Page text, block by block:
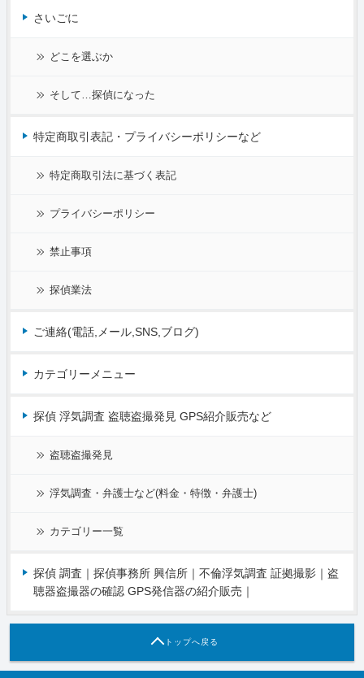
さいごに
どこを選ぶか
そして…探偵になった
特定商取引表記・プライバシーポリシーなど
特定商取引法に基づく表記
プライバシーポリシー
禁止事項
探偵業法
ご連絡(電話,メール,SNS,ブログ)
カテゴリーメニュー
探偵 浮気調査 盗聴盗撮発見 GPS紹介販売など
盗聴盗撮発見
浮気調査・弁護士など(料金・特徴・弁護士)
カテゴリー一覧
探偵 調査｜探偵事務所 興信所｜不倫浮気調査 証拠撮影｜盗
聴器盗撮器の確認 GPS発信器の紹介販売｜
トップへ戻る